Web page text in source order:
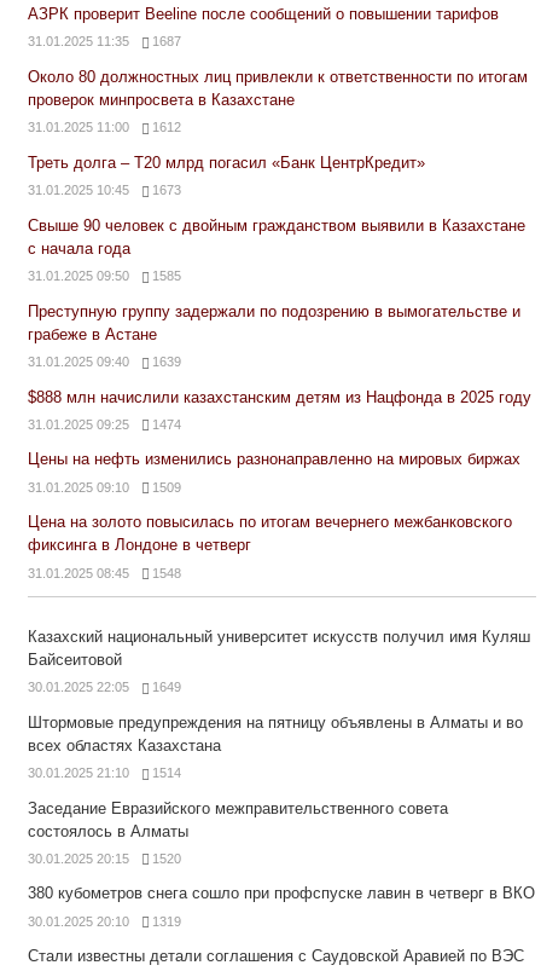
АЗРК проверит Beeline после сообщений о повышении тарифов
31.01.2025 11:35 1687
Около 80 должностных лиц привлекли к ответственности по итогам
проверок минпросвета в Казахстане
31.01.2025 11:00 1612
Треть долга – Т20 млрд погасил «Банк ЦентрКредит»
31.01.2025 10:45 1673
Свыше 90 человек с двойным гражданством выявили в Казахстане
с начала года
31.01.2025 09:50 1585
Преступную группу задержали по подозрению в вымогательстве и
грабеже в Астане
31.01.2025 09:40 1639
$888 млн начислили казахстанским детям из Нацфонда в 2025 году
31.01.2025 09:25 1474
Цены на нефть изменились разнонаправленно на мировых биржах
31.01.2025 09:10 1509
Цена на золото повысилась по итогам вечернего межбанковского
фиксинга в Лондоне в четверг
31.01.2025 08:45 1548
Казахский национальный университет искусств получил имя Куляш
Байсеитовой
30.01.2025 22:05 1649
Штормовые предупреждения на пятницу объявлены в Алматы и во
всех областях Казахстана
30.01.2025 21:10 1514
Заседание Евразийского межправительственного совета
состоялось в Алматы
30.01.2025 20:15 1520
380 кубометров снега сошло при профспуске лавин в четверг в ВКО
30.01.2025 20:10 1319
Стали известны детали соглашения с Саудовской Аравией по ВЭС